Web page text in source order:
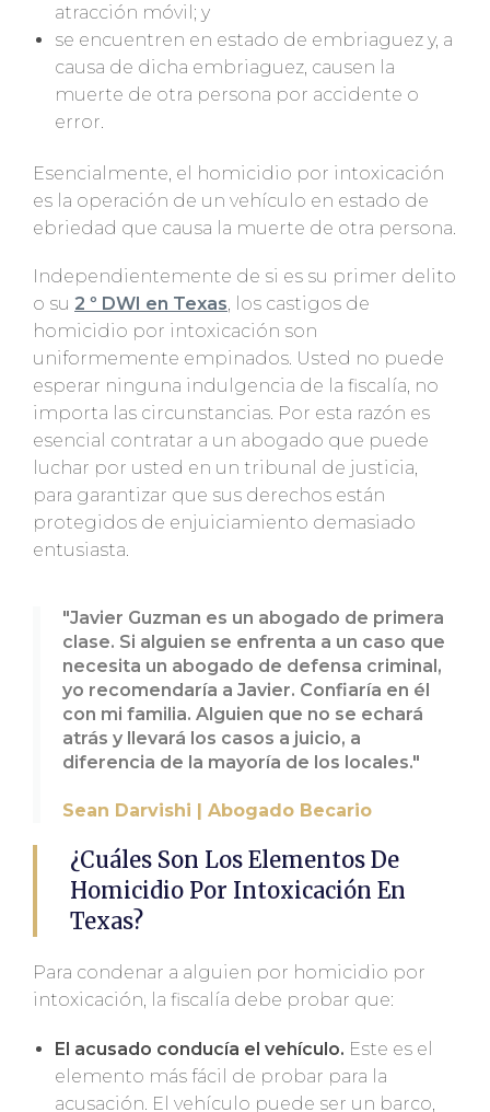
atracción móvil; y
se encuentren en estado de embriaguez y, a
causa de dicha embriaguez, causen la
muerte de otra persona por accidente o
error.
Esencialmente, el homicidio por intoxicación
es la operación de un vehículo en estado de
ebriedad que causa la muerte de otra persona.
Independientemente de si es su primer delito
o su 2 º DWI en Texas, los castigos de
homicidio por intoxicación son
uniformemente empinados. Usted no puede
esperar ninguna indulgencia de la fiscalía, no
importa las circunstancias. Por esta razón es
esencial contratar a un abogado que puede
luchar por usted en un tribunal de justicia,
para garantizar que sus derechos están
protegidos de enjuiciamiento demasiado
entusiasta.
"Javier Guzman es un abogado de primera
clase. Si alguien se enfrenta a un caso que
necesita un abogado de defensa criminal,
yo recomendaría a Javier. Confiaría en él
con mi familia. Alguien que no se echará
atrás y llevará los casos a juicio, a
diferencia de la mayoría de los locales."
Sean Darvishi | Abogado Becario
¿Cuáles Son Los Elementos De
Homicidio Por Intoxicación En
Texas?
Para condenar a alguien por homicidio por
intoxicación, la fiscalía debe probar que:
El acusado conducía el vehículo. Este es el
elemento más fácil de probar para la
acusación. El vehículo puede ser un barco,